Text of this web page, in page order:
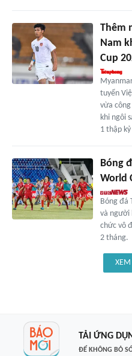
Thêm
Nam
Cup
tuyển
vừa
khi ngôi
1 thập
Bóng
World
Bóng đá
và người
chức vô
2 tháng.
TẢI ỨNG
ĐỂ KHÔNG BỎ